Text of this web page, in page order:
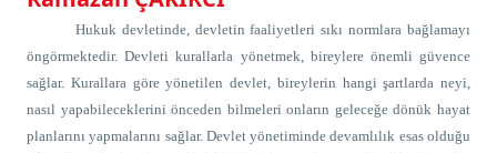
Hukuk devletinde, devletin faaliyetleri sıkı normlara bağlamayı
öngörmektedir. Devleti kurallarla yönetmek, bireylere önemli güvence
sağlar. Kurallara göre yönetilen devlet, bireylerin hangi şartlarda neyi,
nasıl yapabileceklerini önceden bilmeleri onların geleceğe dönük hayat
planlarını yapmalarını sağlar. Devlet yönetiminde devamlılık esas olduğu